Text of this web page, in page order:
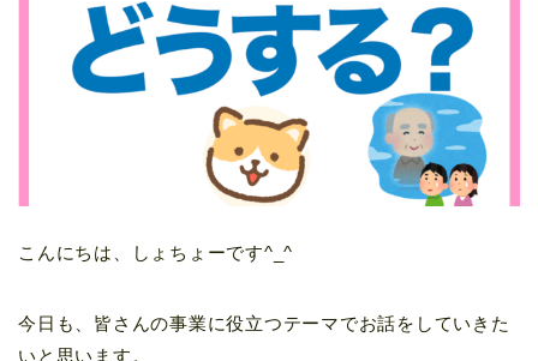
こんにちは、しょちょーです^_^
今日も、皆さんの事業に役立つテーマでお話をしていきた
いと思います。